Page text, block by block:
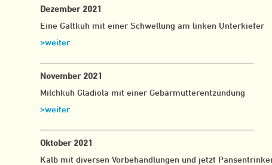
Dezember 2021
Eine Galtkuh mit einer Schwellung am linken Unterkiefer
>weiter
November 2021
Milchkuh Gladiola mit einer Gebärmutterentzündung
>weiter
Oktober 2021
Kalb mit diversen Vorbehandlungen und jetzt